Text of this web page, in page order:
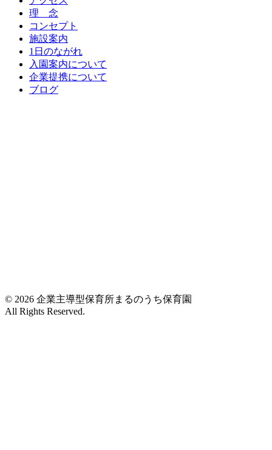
理 念
コンセプト
施設案内
1日のながれ
入園案内について
企業提携について
ブログ
© 2026 企業主導型保育所まるのうち保育園
All Rights Reserved.